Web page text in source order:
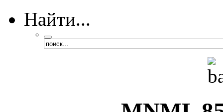
Найти...